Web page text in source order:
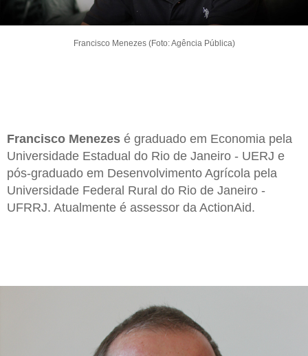
Francisco Menezes (Foto: Agência Pública)
Francisco Menezes é graduado em Economia pela
Universidade Estadual do Rio de Janeiro - UERJ e
pós-graduado em Desenvolvimento Agrícola pela
Universidade Federal Rural do Rio de Janeiro -
UFRRJ. Atualmente é assessor da ActionAid.